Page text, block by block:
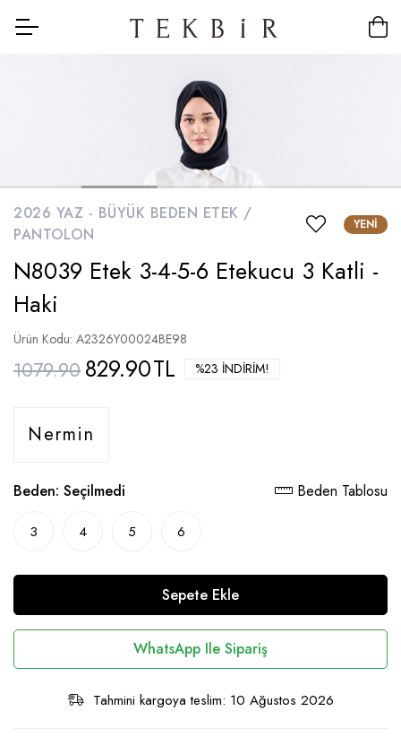
2026 YAZ - BÜYÜK BEDEN ETEK /
PANTOLON
YENI
N8039 Etek 3-4-5-6 Etekucu 3 Katli -
Haki
Ürün Kodu: A2326Y00024BE98
1079.90 829.90TL %23 İNDIRIM!
Nermin
Beden: Seçilmedi Beden Tablosu
3 4 5 6
Sepete Ekle
WhatsApp Ile Sipariş
Tahmini kargoya teslim: 10 Ağustos 2026